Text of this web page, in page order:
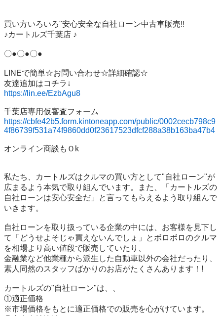
買い方いろいろ"安心安全な自社ローン中古車販売!!
♪カートルズ千葉店 ♪
〇●〇●〇●
LINEで簡単☆お問い合わせ☆詳細確認☆
https://lin.ee/EzbAgu8
https://cbfe42b5.form.kintoneapp.com/public/0002cecb798c9
4f86739f531a74f9860dd0f23617523dfcf288a38b163ba47b4
オンライン商談もＯk
私たち、カートルズはクルマの買い方として"自社ローン"が
広まるよう本気で取り組んでいます。また、「カートルズの
自社ローンは安心安全だ」と言ってもらえるよう取り組んで
いきます。
自社ローンを取り扱っている企業の中には、お客様を見下し
て「どうせよそじゃ買えないんでしょ」とボロボロのクルマ
を相場より高い値段で販売していたり、
金融業など他業種から派生した自動車以外の会社だったり、
素人同然のスタッフばかりのお店がたくさんあります！!
カートルズの"自社ローン"は、、
①適正価格
※市場価格をもとに適正価格での販売を心がけています。